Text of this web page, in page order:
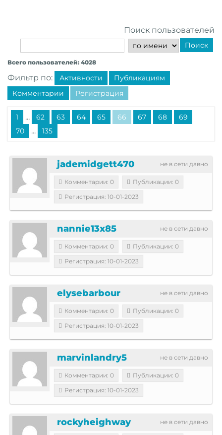
Поиск пользователей
Поиск
Всего пользователей: 4028
Фильтр по: Активности
Публикациям
Комментарии
Регистрация
1 ... 62 63 64 65 66 67 68
69
70
... 135
не в сети давно
jademidgett470
Комментарии: 0
Публикации: 0
Регистрация: 10-01-2023
не в сети давно
nannie13x85
Комментарии: 0
Публикации: 0
Регистрация: 10-01-2023
не в сети давно
elysebarbour
Комментарии: 0
Публикации: 0
Регистрация: 10-01-2023
не в сети давно
marvinlandry5
Комментарии: 0
Публикации: 0
Регистрация: 10-01-2023
не в сети давно
rockyheighway